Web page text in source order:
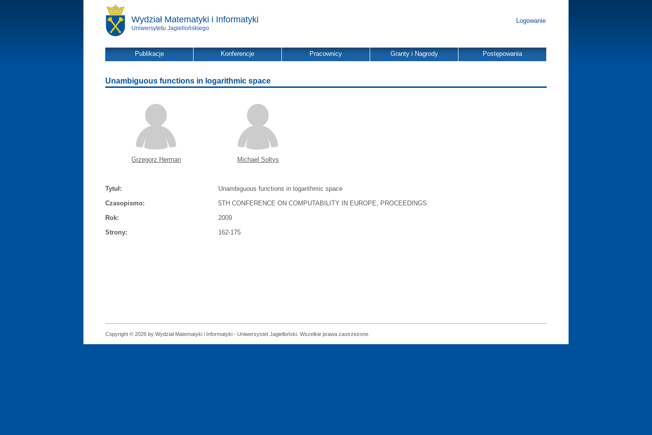
Wydział Matematyki i Informatyki
Uniwersytetu Jagiellońskiego
Logowanie
Publikacje Konferencje Pracownicy Granty i Nagrody Postępowania
Unambiguous functions in logarithmic space
Grzegorz Herman Michael Soltys
Tytuł:
Unambiguous functions in logarithmic space
Czasopismo:
5TH CONFERENCE ON COMPUTABILITY IN EUROPE, PROCEEDINGS
Rok:
2009
Strony:
162-175
Copyright © 2026 by Wydział Matematyki i Informatyki - Uniwersystet Jagielloński. Wszelkie prawa zastrzeżone.